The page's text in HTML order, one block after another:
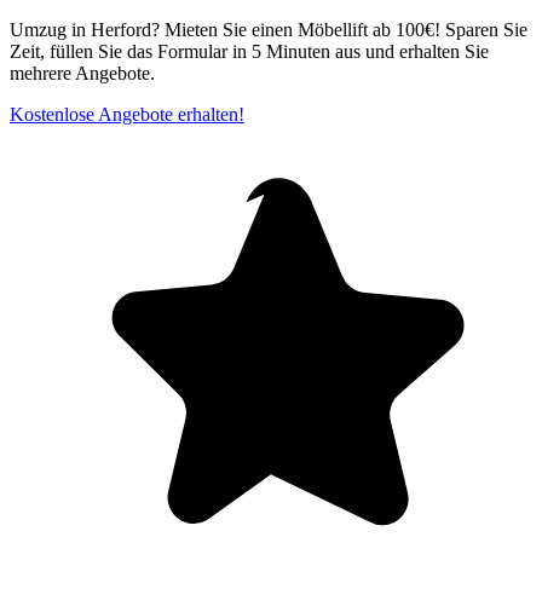
Umzug in Herford? Mieten Sie einen Möbellift ab 100€! Sparen Sie
Zeit, füllen Sie das Formular in 5 Minuten aus und erhalten Sie
mehrere Angebote.
Kostenlose Angebote erhalten!